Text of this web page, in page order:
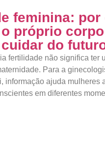
feminina: por
próprio
do
fertilidade não significa ter
Para a
informação ajuda mulheres
em diferentes